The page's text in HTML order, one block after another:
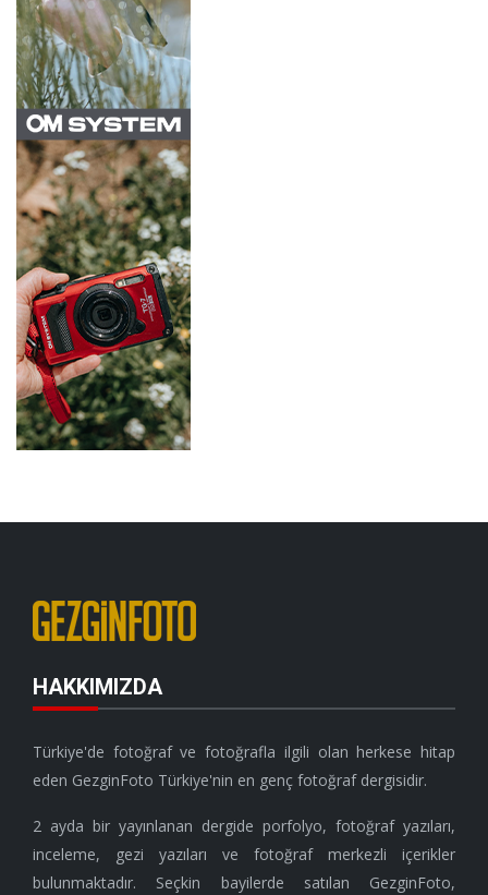
HAKKIMIZDA
Türkiye'de fotoğraf ve fotoğrafla ilgili olan herkese hitap
eden GezginFoto Türkiye'nin en genç fotoğraf dergisidir.
2 ayda bir yayınlanan dergide porfolyo, fotoğraf yazıları,
inceleme, gezi yazıları ve fotoğraf merkezli içerikler
bulunmaktadır. Seçkin bayilerde satılan GezginFoto,